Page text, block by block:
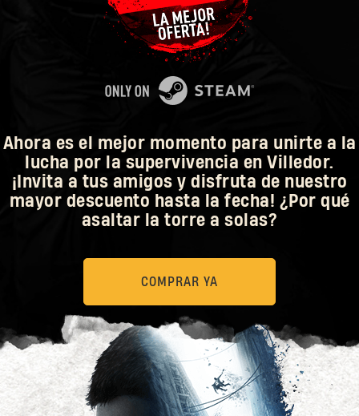
Ahora es el mejor momento para unirte a la
lucha por la supervivencia en Villedor.
¡Invita a tus amigos y disfruta de nuestro
mayor descuento hasta la fecha! ¿Por qué
asaltar la torre a solas?
COMPRAR YA